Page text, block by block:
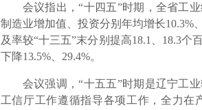
会议指出，“十四五”时期，全省工业
制造业增加值、投资分别年均增长10.3%
及率较“十三五”末分别提高18.1、18.3
下降13.5%、29.4%。
会议强调，“十五五”时期是辽宁工业
工信厅工作遵循指导各项工作，全力在